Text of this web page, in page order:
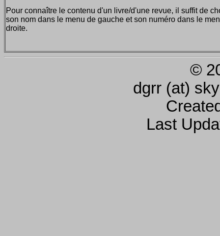
Pour connaître le contenu d'un livre/d'une revue, il suffit de
son nom dans le menu de gauche et son numéro dans le
droite.
©
dgrr (at)
Last